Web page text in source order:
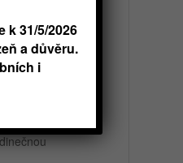
se tápeme,
k 31/5/2026
a důvěru.
i